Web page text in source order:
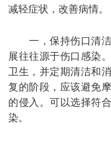
减轻症状，改善病情。
一，保持伤口清洁
展往往源于伤口感染
卫生，并定期清洁和
复的阶段，应该避免
的侵入。可以选择符
染。